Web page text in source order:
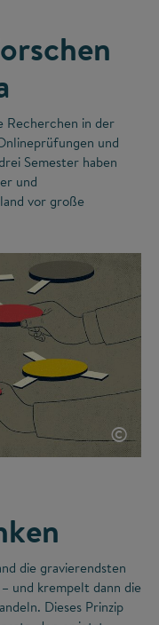
Recherchen in der
und
Semester haben
und
vor große
©
die gravierendsten
und krempelt dann die
Dieses Prinzip